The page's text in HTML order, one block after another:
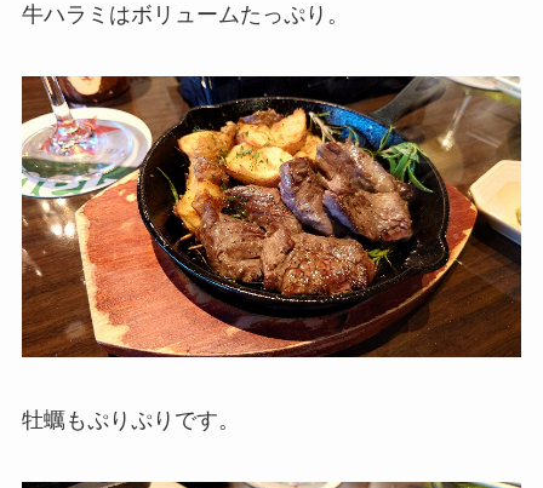
牛ハラミはボリュームたっぷり。
牡蠣もぷりぷりです。